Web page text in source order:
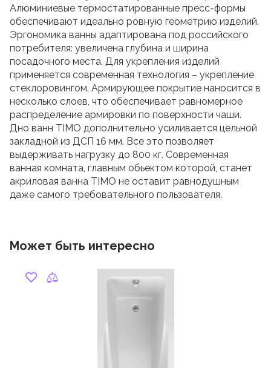
Алюминиевые термостатированные пресс-формы
обеспечивают идеально ровную геометрию изделий.
Эргономика ванны адаптирована под российского
потребителя: увеличена глубина и ширина
посадочного места. Для укрепления изделий
применяется современная технология – укрепление
стеклоровингом. Армирующее покрытие наносится в
несколько слоев, что обеспечивает равномерное
распределение армировки по поверхности чаши.
Дно ванн TIMO дополнительно усиливается цельной
закладной из ДСП 16 мм. Все это позволяет
выдерживать нагрузку до 800 кг. Современная
ванная комната, главным обьектом которой, станет
акриловая ванна TIMO не оставит равнодушным
даже самого требовательного пользователя.
Может быть интересно